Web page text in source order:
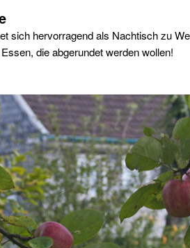
sich hervorragend als Nachtisch zu
die abgerundet werden wollen!